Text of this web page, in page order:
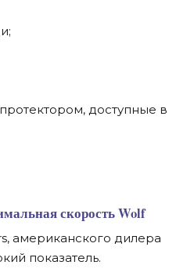
доступные в
скорость Wolf
американского дилера
показатель.